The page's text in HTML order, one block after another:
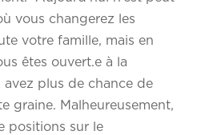
vous changerez les
votre famille, mais en
êtes ouvert.e à la
avez plus de chance de
graine. Malheureusement,
positions sur le